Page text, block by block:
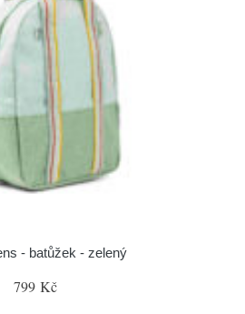
- batůžek - zelený
799 Kč